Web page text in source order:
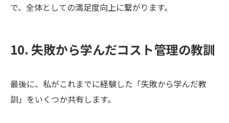
で、全体としての満足度向上に繋がります。
10. 失敗から学んだコスト管理の教訓
最後に、私がこれまでに経験した「失敗から学んだ教
訓」をいくつか共有します。